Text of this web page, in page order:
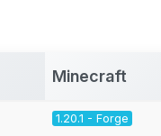
Minecraft
1.20.1 - Forge